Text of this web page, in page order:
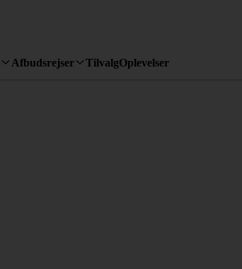
Afbudsrejser TilvalgOplevelser